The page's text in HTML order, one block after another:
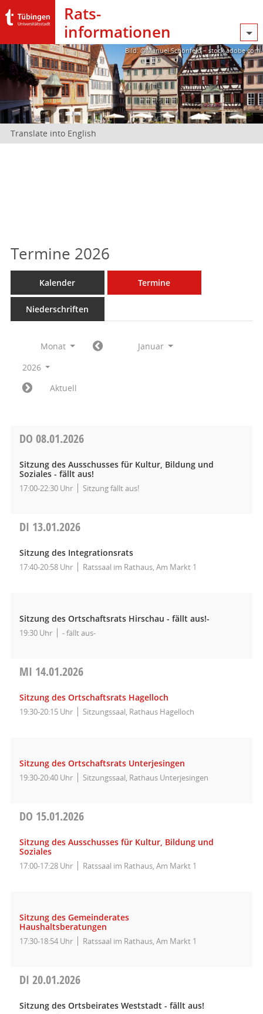
Rats­
informationen
Bild: @Manuel Schönfeld – stock.adobe.com
Translate into English
Termine 2026
Kalender Termine
Niederschriften
Monat
Januar
2026
Aktuell
DO 08.01.2026
Sitzung des Ausschusses für Kultur, Bildung und
Soziales - fällt aus!
17:00-22:30 Uhr Sitzung fällt aus!
DI 13.01.2026
Sitzung des Integrationsrats
17:40-20:58 Uhr Ratssaal im Rathaus, Am Markt 1
Sitzung des Ortschaftsrats Hirschau - fällt aus!-
19:30 Uhr - fällt aus-
MI 14.01.2026
Sitzung des Ortschaftsrats Hagelloch
19:30-20:15 Uhr Sitzungssaal, Rathaus Hagelloch
Sitzung des Ortschaftsrats Unterjesingen
19:30-20:40 Uhr Sitzungssaal, Rathaus Unterjesingen
DO 15.01.2026
Sitzung des Ausschusses für Kultur, Bildung und
Soziales
17:00-17:28 Uhr Ratssaal im Rathaus, Am Markt 1
Sitzung des Gemeinderates
Haushaltsberatungen
17:30-18:54 Uhr Ratssaal im Rathaus, Am Markt 1
DI 20.01.2026
Sitzung des Ortsbeirates Weststadt - fällt aus!